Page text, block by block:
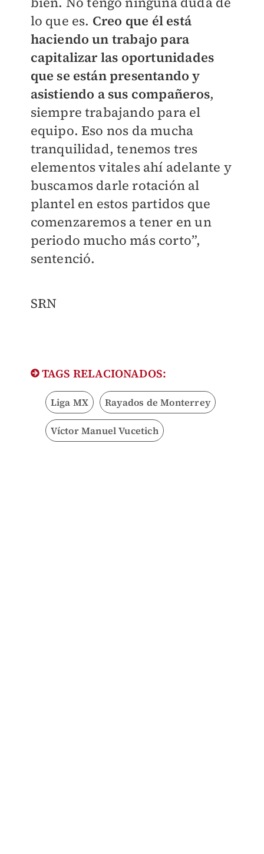
lo que es. Creo que él está
haciendo un trabajo para
capitalizar las oportunidades
que se están presentando y
asistiendo a sus compañeros,
siempre trabajando para el
equipo. Eso nos da mucha
tranquilidad, tenemos tres
elementos vitales ahí adelante y
buscamos darle rotación al
plantel en estos partidos que
comenzaremos a tener en un
periodo mucho más corto”,
sentenció.
SRN
TAGS RELACIONADOS:
Liga MX Rayados de Monterrey
Víctor Manuel Vucetich